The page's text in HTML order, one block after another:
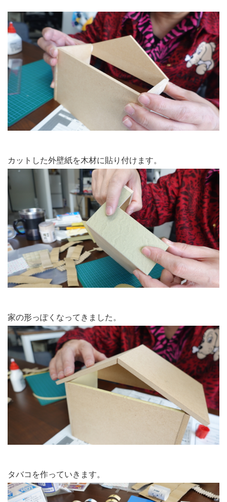
カットした外壁紙を木材に貼り付けます。
家の形っぽくなってきました。
タバコを作っていきます。